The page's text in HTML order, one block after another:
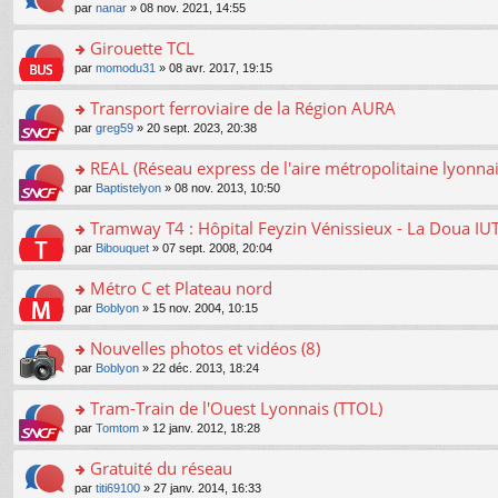
c
e
nt
pl
u
ré
c
e
nt
n
lu
le
pl
u
ré
c
e
nt
g
e
n
n
lu
le
pl
u
ré
c
e
nt
e
a
g
e
n
n
lu
le
pl
u
ré
c
e
nt
er
le
m
e
a
g
e
n
n
lu
le
pl
u
ré
c
e
nt
o
n
ult
er
le
m
e
a
g
e
n
n
lu
le
pl
u
ré
c
e
nt
par nanar » 08 nov. 2021, 14:55
o
n
ult
er
le
m
e
a
g
e
n
n
lu
le
pl
u
ré
c
e
nt
Girouette TCL
par momodu31 » 08 avr. 2017, 19:15
o
n
ult
er
le
m
e
a
g
e
n
n
lu
le
pl
u
ré
c
Transport ferroviaire de la Région AURA
par greg59 » 20 sept. 2023, 20:38
o
n
ult
er
le
m
e
a
g
e
n
n
lu
le
pl
REAL (Réseau express de l'aire métropolitaine
par Baptistelyon » 08 nov. 2013, 10:50
o
n
ult
er
le
m
e
a
g
e
n
Tramway T4 : Hôpital Feyzin Vénissieux - La Doua
par Bibouquet » 07 sept. 2008, 20:04
o
n
ult
er
le
m
e
a
g
Métro C et Plateau nord
par Boblyon » 15 nov. 2004, 10:15
o
n
ult
er
le
m
e
Nouvelles photos et vidéos (8)
par Boblyon » 22 déc. 2013, 18:24
o
n
ult
er
Tram-Train de l'Ouest Lyonnais (TTOL)
par Tomtom » 12 janv. 2012, 18:28
o
Gratuité du réseau
par titi69100 » 27 janv. 2014, 16:33